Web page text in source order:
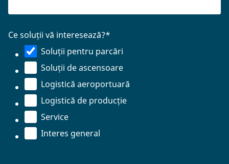
Ce soluții vă interesează?*
Soluții pentru parcări
Soluții de ascensoare
Logistică aeroportuară
Logistică de producție
Service
Interes general